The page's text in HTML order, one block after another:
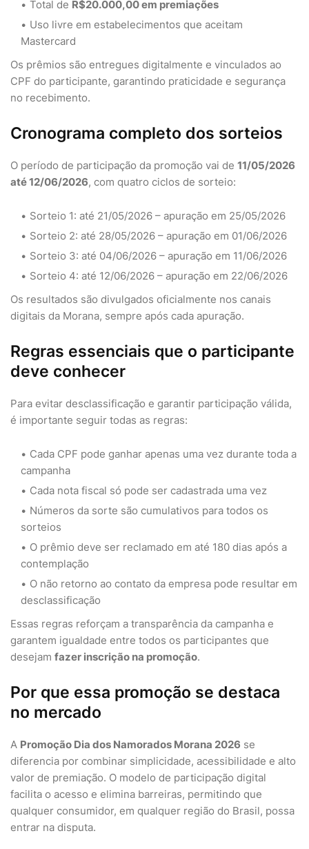
Total de R$20.000,00 em premiações
Uso livre em estabelecimentos que aceitam
Mastercard
Os prêmios são entregues digitalmente e vinculados ao
CPF do participante, garantindo praticidade e segurança
no recebimento.
Cronograma completo dos sorteios
O período de participação da promoção vai de 11/05/2026
até 12/06/2026, com quatro ciclos de sorteio:
Sorteio 1: até 21/05/2026 – apuração em 25/05/2026
Sorteio 2: até 28/05/2026 – apuração em 01/06/2026
Sorteio 3: até 04/06/2026 – apuração em 11/06/2026
Sorteio 4: até 12/06/2026 – apuração em 22/06/2026
Os resultados são divulgados oficialmente nos canais
digitais da Morana, sempre após cada apuração.
Regras essenciais que o participante
deve conhecer
Para evitar desclassificação e garantir participação válida,
é importante seguir todas as regras:
Cada CPF pode ganhar apenas uma vez durante toda a
campanha
Cada nota fiscal só pode ser cadastrada uma vez
Números da sorte são cumulativos para todos os
sorteios
O prêmio deve ser reclamado em até 180 dias após a
contemplação
O não retorno ao contato da empresa pode resultar em
desclassificação
Essas regras reforçam a transparência da campanha e
garantem igualdade entre todos os participantes que
desejam fazer inscrição na promoção.
Por que essa promoção se destaca
no mercado
A Promoção Dia dos Namorados Morana 2026 se
diferencia por combinar simplicidade, acessibilidade e alto
valor de premiação. O modelo de participação digital
facilita o acesso e elimina barreiras, permitindo que
qualquer consumidor, em qualquer região do Brasil, possa
entrar na disputa.